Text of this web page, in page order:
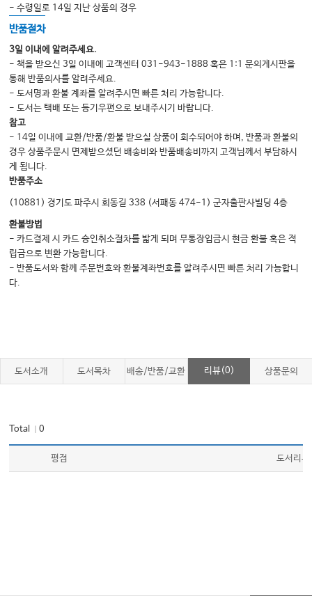
- 수령일로 14일 지난 상품의 경우
반품절차
3일 이내에 알려주세요.
- 책을 받으신 3일 이내에 고객센터 031-943-1888 혹은 1:1 문의게시판을
통해 반품의사를 알려주세요.
- 도서명과 환불 계좌를 알려주시면 빠른 처리 가능합니다.
- 도서는 택배 또는 등기우편으로 보내주시기 바랍니다.
참고
- 14일 이내에 교환/반품/환불 받으실 상품이 회수되어야 하며, 반품과 환불의
경우 상품주문시 면제받으셨던 배송비와 반품배송비까지 고객님께서 부담하시
게 됩니다.
반품주소
(10881) 경기도 파주시 회동길 338 (서패동 474-1) 군자출판사빌딩 4층
환불방법
- 카드결제 시 카드 승인취소절차를 밟게 되며 무통장입금시 현금 환불 혹은 적
립금으로 변환 가능합니다.
- 반품도서와 함께 주문번호와 환불계좌번호를 알려주시면 빠른 처리 가능합니
다.
도서소개 도서목차 배송/반품/교환 리뷰(0) 상품문의
Total ｜0
평점 도서리뷰